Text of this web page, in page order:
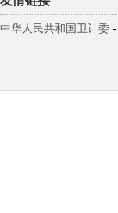
中华人民共和国卫计委 -